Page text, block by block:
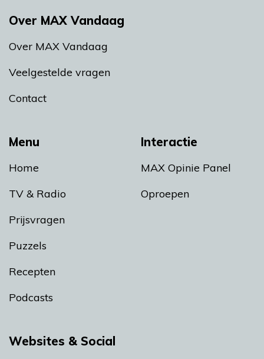
Menu
Home
TV & Radio
Prijsvragen
Puzzels
Recepten
Podcasts
Interactie
MAX Opinie Panel
Oproepen
Over MAX Vandaag
Over MAX Vandaag
Veelgestelde vragen
Contact
Websites & Social